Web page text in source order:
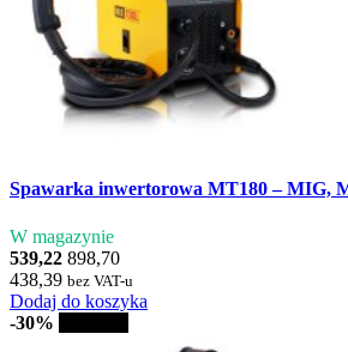
Spawarka inwertorowa MT180 – MIG,
W magazynie
539,22 898,70
438,39 bez VAT-u
Dodaj do koszyka
-30%